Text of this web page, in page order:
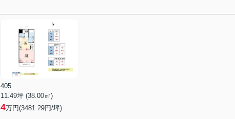
405
11.49坪 (38.00㎡)
4万円(3481.29円/坪)